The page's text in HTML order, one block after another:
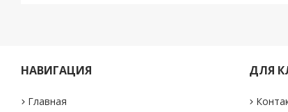
НАВИГАЦИЯ
Главная
ДЛЯ